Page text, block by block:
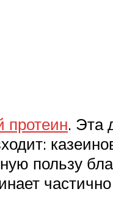
протеин. Эта
пользу
частично